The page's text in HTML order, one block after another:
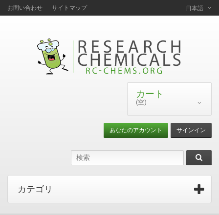
日本語
お問い合わせ サイトマップ
カート
(空)
サインイン
あなたのアカウント
カテゴリ